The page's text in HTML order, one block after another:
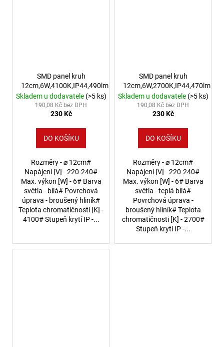
SMD panel kruh
12cm,6W,4100K,IP44,490lm
Skladem u dodavatele (>5 ks)
190,08 Kč bez DPH
230 Kč
DO KOŠÍKU
Rozměry - ⌀ 12cm#
Napájení [V] - 220-240#
Max. výkon [W] - 6# Barva
světla - bílá# Povrchová
úprava - broušený hliník#
Teplota chromatičnosti [K] -
4100# Stupeň krytí IP -...
SMD panel kruh
12cm,6W,2700K,IP44,470lm
Skladem u dodavatele (>5 ks)
190,08 Kč bez DPH
230 Kč
DO KOŠÍKU
Rozměry - ⌀ 12cm#
Napájení [V] - 220-240#
Max. výkon [W] - 6# Barva
světla - teplá bílá#
Povrchová úprava -
broušený hliník# Teplota
chromatičnosti [K] - 2700#
Stupeň krytí IP -...